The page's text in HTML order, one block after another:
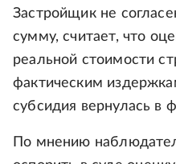
Застройщик не
сумму, считает, что
реальной стоимости
фактическим
субсидия вернулась
По мнению